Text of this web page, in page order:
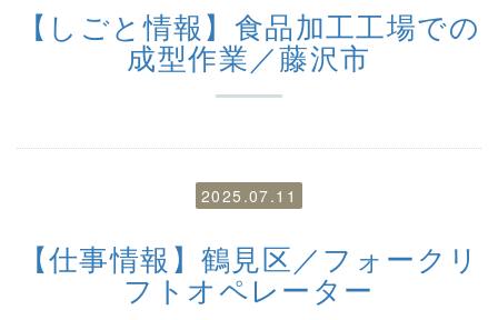
【しごと情報】食品加工工場での
成型作業／藤沢市
2025.07.11
【仕事情報】鶴見区／フォークリ
フトオペレーター